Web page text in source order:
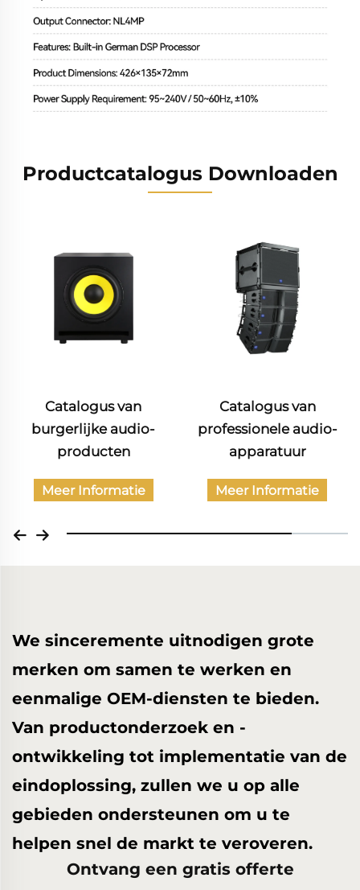
Productcatalogus Downloaden
Catalogus van
burgerlijke audio-
producten
Meer Informatie
Catalogus van
professionele audio-
apparatuur
Meer Informatie
We sinceremente uitnodigen grote
merken om samen te werken en
eenmalige OEM-diensten te bieden.
Van productonderzoek en -
ontwikkeling tot implementatie van de
eindoplossing, zullen we u op alle
gebieden ondersteunen om u te
helpen snel de markt te veroveren.
Ontvang een gratis offerte